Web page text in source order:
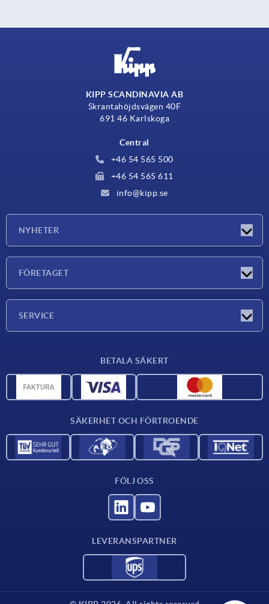
KIPP SCANDINAVIA AB
Skrantahöjdsvägen 40F
691 46 Karlskoga
Central
+46 54 565 500
+46 54 565 611
info@kipp.se
NYHETER
FÖRETAGET
SERVICE
CAD-data
BETALA SÄKERT
SÄKERHET OCH FÖRTROENDE
FÖLJ OSS
LEVERANSPARTNER